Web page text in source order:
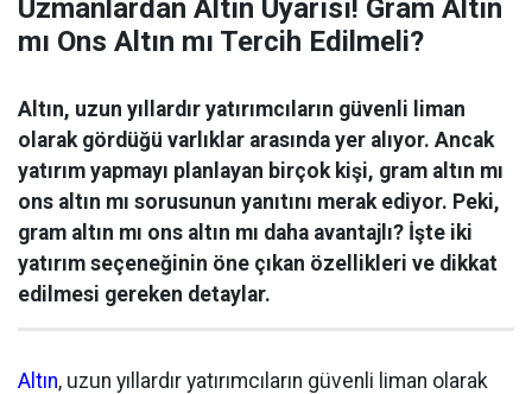
Uzmanlardan Altın Uyarısı! Gram Altın
mı Ons Altın mı Tercih Edilmeli?
Altın, uzun yıllardır yatırımcıların güvenli liman
olarak gördüğü varlıklar arasında yer alıyor. Ancak
yatırım yapmayı planlayan birçok kişi, gram altın mı
ons altın mı sorusunun yanıtını merak ediyor. Peki,
gram altın mı ons altın mı daha avantajlı? İşte iki
yatırım seçeneğinin öne çıkan özellikleri ve dikkat
edilmesi gereken detaylar.
Altın, uzun yıllardır yatırımcıların güvenli liman olarak